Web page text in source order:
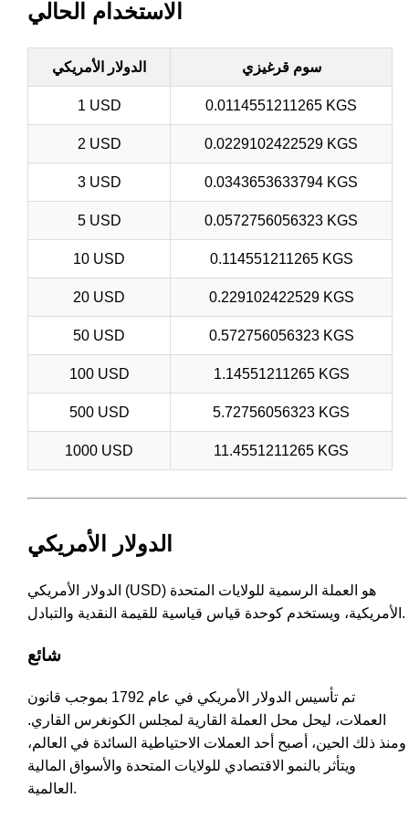
الاستخدام الحالي
الدولار الأمريكي سوم قرغيزي
1 USD 0.0114551211265 KGS
2 USD 0.0229102422529 KGS
3 USD 0.0343653633794 KGS
5 USD 0.0572756056323 KGS
10 USD 0.114551211265 KGS
20 USD 0.229102422529 KGS
50 USD 0.572756056323 KGS
100 USD 1.14551211265 KGS
500 USD 5.72756056323 KGS
1000 USD 11.4551211265 KGS
الدولار الأمريكي
الدولار الأمريكي (USD) هو العملة الرسمية للولايات المتحدة
الأمريكية، ويستخدم كوحدة قياس قياسية للقيمة النقدية والتبادل.
شائع
تم تأسيس الدولار الأمريكي في عام 1792 بموجب قانون
العملات، ليحل محل العملة القارية لمجلس الكونغرس القاري.
ومنذ ذلك الحين، أصبح أحد العملات الاحتياطية السائدة في العالم،
ويتأثر بالنمو الاقتصادي للولايات المتحدة والأسواق المالية
العالمية.